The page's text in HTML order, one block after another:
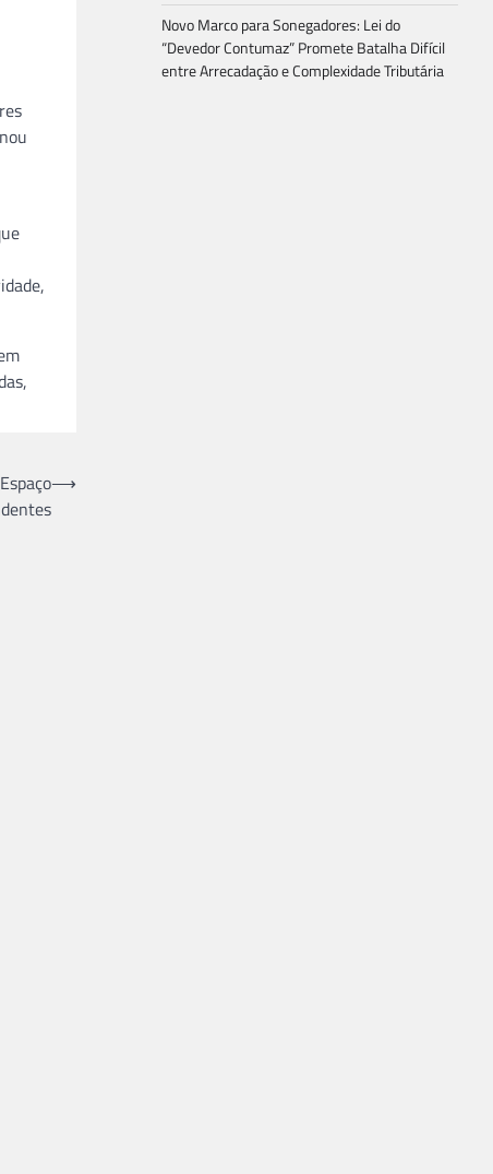
⟶
Novo Marco para Sonegadores: Lei do
“Devedor Contumaz” Promete Batalha Difícil
entre Arrecadação e Complexidade Tributária